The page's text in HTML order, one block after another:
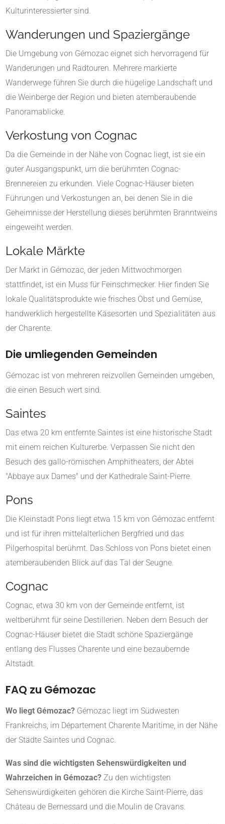
Kulturinteressierter sind.
Wanderungen und Spaziergänge
Die Umgebung von Gémozac eignet sich hervorragend für
Wanderungen und Radtouren. Mehrere markierte
Wanderwege führen Sie durch die hügelige Landschaft und
die Weinberge der Region und bieten atemberaubende
Panoramablicke.
Verkostung von Cognac
Da die Gemeinde in der Nähe von Cognac liegt, ist sie ein
guter Ausgangspunkt, um die berühmten Cognac-
Brennereien zu erkunden. Viele Cognac-Häuser bieten
Führungen und Verkostungen an, bei denen Sie in die
Geheimnisse der Herstellung dieses berühmten Branntweins
eingeweiht werden.
Lokale Märkte
Der Markt in Gémozac, der jeden Mittwochmorgen
stattfindet, ist ein Muss für Feinschmecker. Hier finden Sie
lokale Qualitätsprodukte wie frisches Obst und Gemüse,
handwerklich hergestellte Käsesorten und Spezialitäten aus
der Charente.
Die umliegenden Gemeinden
Gémozac ist von mehreren reizvollen Gemeinden umgeben,
die einen Besuch wert sind.
Saintes
Das etwa 20 km entfernte Saintes ist eine historische Stadt
mit einem reichen Kulturerbe. Verpassen Sie nicht den
Besuch des gallo-römischen Amphitheaters, der Abtei
"Abbaye aux Dames" und der Kathedrale Saint-Pierre.
Pons
Die Kleinstadt Pons liegt etwa 15 km von Gémozac entfernt
und ist für ihren mittelalterlichen Bergfried und das
Pilgerhospital berühmt. Das Schloss von Pons bietet einen
atemberaubenden Blick auf das Tal der Seugne.
Cognac
Cognac, etwa 30 km von der Gemeinde entfernt, ist
weltberühmt für seine Destillerien. Neben dem Besuch der
Cognac-Häuser bietet die Stadt schöne Spaziergänge
entlang des Flusses Charente und eine bezaubernde
Altstadt.
FAQ zu Gémozac
Wo liegt Gémozac? Gémozac liegt im Südwesten
Frankreichs, im Département Charente Maritime, in der Nähe
der Städte Saintes und Cognac.
Was sind die wichtigsten Sehenswürdigkeiten und
Wahrzeichen in Gémozac? Zu den wichtigsten
Sehenswürdigkeiten gehören die Kirche Saint-Pierre, das
Château de Bernessard und die Moulin de Cravans.